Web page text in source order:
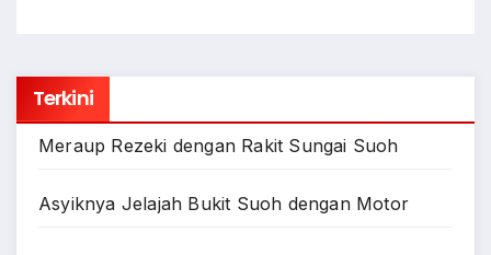
Terkini
Meraup Rezeki dengan Rakit Sungai Suoh
Asyiknya Jelajah Bukit Suoh dengan Motor